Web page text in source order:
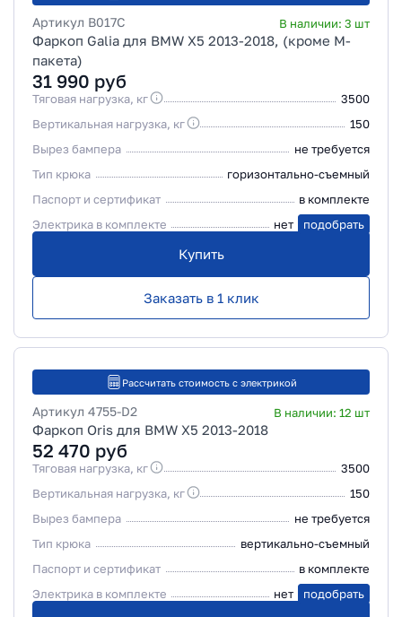
Артикул B017C В наличии: 3 шт
Фаркоп Galia для BMW X5 2013-2018, (кроме M-
пакетa)
31 990 руб
Тяговая нагрузка, кг
3500
Вертикальная нагрузка, кг
150
Вырез бампера
не требуется
Тип крюка
горизонтально-съемный
Паспорт и сертификат
в комплекте
Электрика в комплекте
нет подобрать
Купить
Заказать в 1 клик
Рассчитать стоимость с электрикой
Артикул 4755-D2 В наличии: 12 шт
Фаркоп Oris для BMW X5 2013-2018
52 470 руб
Тяговая нагрузка, кг
3500
Вертикальная нагрузка, кг
150
Вырез бампера
не требуется
Тип крюка
вертикально-съемный
Паспорт и сертификат
в комплекте
Электрика в комплекте
нет подобрать